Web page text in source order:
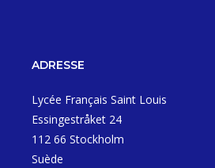
ADRESSE
Lycée Français Saint Louis
Essingestråket 24
112 66 Stockholm
Suède